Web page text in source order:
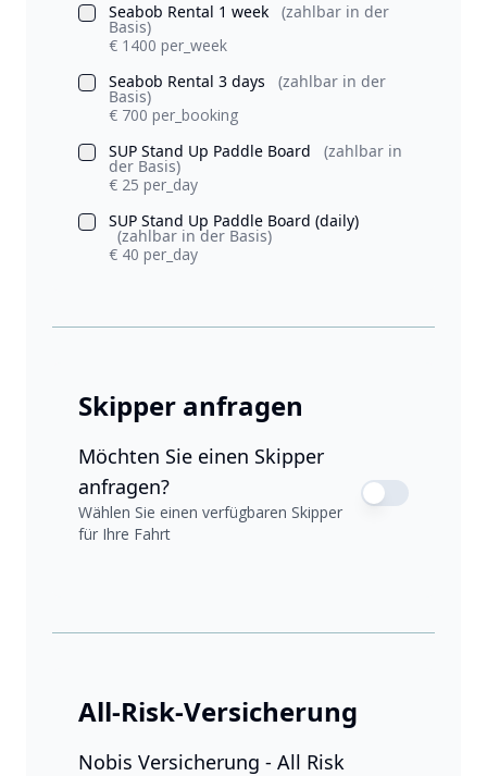
Seabob Rental 1 week
(zahlbar in der
Basis)
€ 1400 per_week
Seabob Rental 3 days
(zahlbar in der
Basis)
€ 700 per_booking
SUP Stand Up Paddle Board
(zahlbar in
der Basis)
€ 25 per_day
SUP Stand Up Paddle Board (daily)
(zahlbar in der Basis)
€ 40 per_day
Skipper anfragen
Möchten Sie einen Skipper
anfragen?
Wählen Sie einen verfügbaren Skipper
für Ihre Fahrt
All-Risk-Versicherung
Nobis Versicherung - All Risk